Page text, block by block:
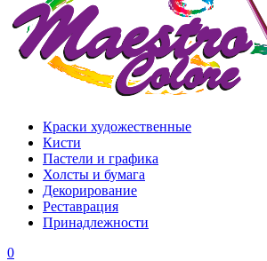
Краски художественные
Кисти
Пастели и графика
Холсты и бумага
Декорирование
Реставрация
Принадлежности
0